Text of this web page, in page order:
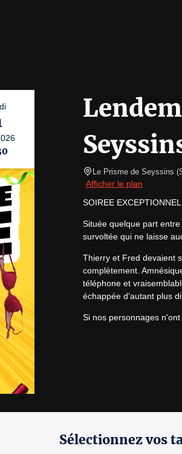
Le Prisme de Seyssins (
Afficher le plan
SOIREE
Située quelque part
survoltée qui ne laisse
Thierry et Fred devaient
complètement.
téléphone et
échappée d'autant plus
Si nos personnages
Sélectionnez vos